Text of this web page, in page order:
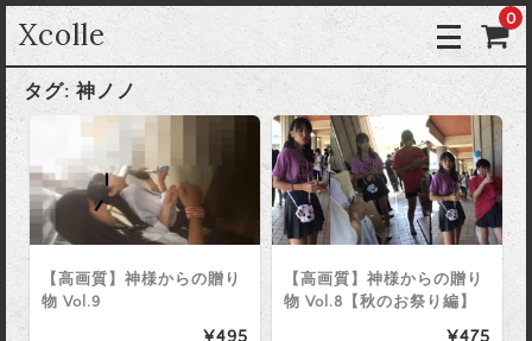
Xcolle 0
タグ: 神ノノ
【高画質】神様からの贈り
物 Vol.9
【高画質】神様からの贈り
物 Vol.8【秋のお祭り編】